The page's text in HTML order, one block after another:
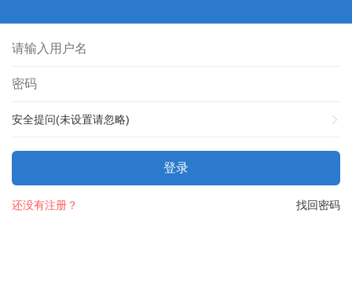
安全提问(未设置请忽略)
登录
找回密码
还没有注册？